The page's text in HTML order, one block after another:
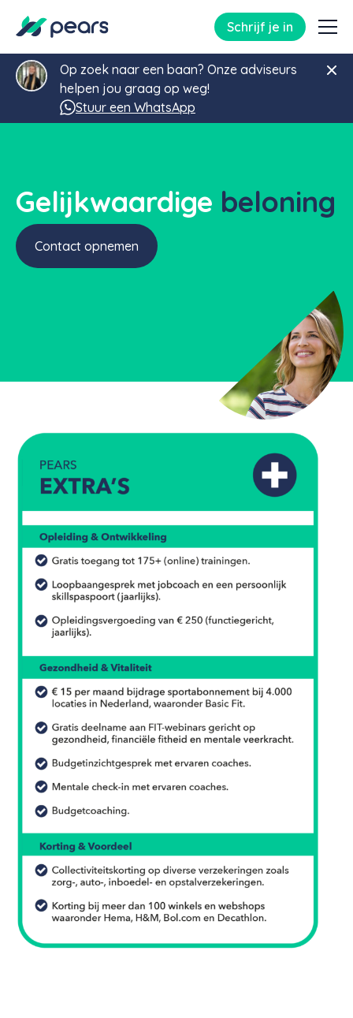
Schrijf je in
Op zoek naar een baan? Onze adviseurs
helpen jou graag op weg!
Stuur een WhatsApp
Gelijkwaardige beloning
Contact opnemen